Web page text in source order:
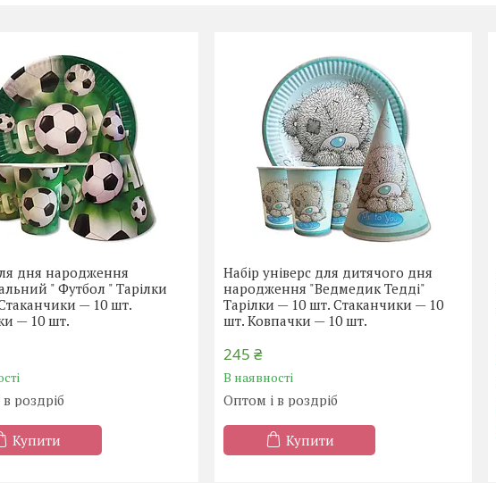
дня народження
" Футбол " Тарілки
— 10 шт.
— 10 шт.
роздріб
Купити
Набір універс для дитячого дня
народження "Ведмедик Тедді"
Тарілки — 10 шт. Стаканчики — 10
шт. Ковпачки — 10 шт.
245 ₴
В наявності
Оптом і в роздріб
Купити